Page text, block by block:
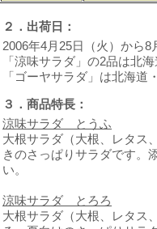
２．出荷日：
2006年4月25日（火）から
「涼味サラダ」の2品は北
「ゴーヤサラダ」は北海道
３．商品特長：
涼味サラダ とうふ
大根サラダ（大根、レタス
きのさっぱりサラダです。
い。
涼味サラダ とろろ
大根サラダ（大根、レタス